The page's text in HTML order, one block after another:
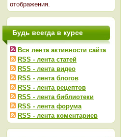
отображения.
Будь всегда в курсе
Вся лента активности сайта
RSS - лента статей
RSS - лента видео
RSS - лента блогов
RSS - лента рецептов
RSS - лента библиотеки
RSS - лента форума
RSS - лента коментариев